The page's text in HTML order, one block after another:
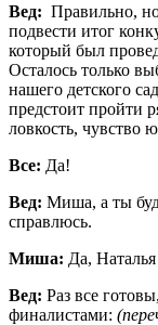
Вед: Правильно,
подвести итог
который был
Осталось только
нашего детского
предстоит пройти
ловкость, чувство
Все: Да!
Вед: Миша, а ты
справлюсь.
Миша: Да,
Вед: Раз все
финалистами: